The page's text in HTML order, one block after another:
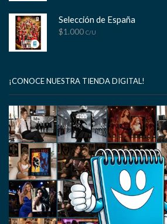
Selección de España
$1.000 C/U
¡CONOCE NUESTRA TIENDA DIGITAL!